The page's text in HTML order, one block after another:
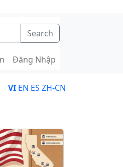
Search
Đăng Nhập
VI EN ES ZH-CN